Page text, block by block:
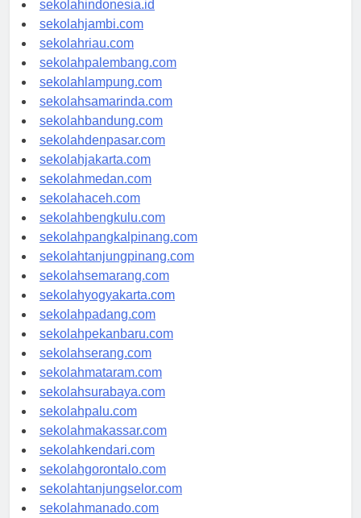
sekolahindonesia.id
sekolahjambi.com
sekolahriau.com
sekolahpalembang.com
sekolahlampung.com
sekolahsamarinda.com
sekolahbandung.com
sekolahdenpasar.com
sekolahjakarta.com
sekolahmedan.com
sekolahaceh.com
sekolahbengkulu.com
sekolahpangkalpinang.com
sekolahtanjungpinang.com
sekolahsemarang.com
sekolahyogyakarta.com
sekolahpadang.com
sekolahpekanbaru.com
sekolahserang.com
sekolahmataram.com
sekolahsurabaya.com
sekolahpalu.com
sekolahmakassar.com
sekolahkendari.com
sekolahgorontalo.com
sekolahtanjungselor.com